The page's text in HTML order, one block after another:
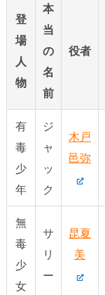
登
場
人
物
本
当
の
名
前
役者
有
毒
少
年
ジ
ャ
ッ
ク
木戸
邑弥
無
毒
少
女
サ
リ
ー
昆夏
美